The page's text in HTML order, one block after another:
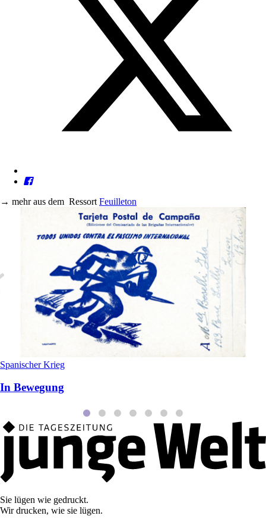
→ mehr aus dem Ressort Feuilleton
Spanischer Krieg
In Bewegung
Sie lügen wie gedruckt.
Wir drucken, wie sie lügen.